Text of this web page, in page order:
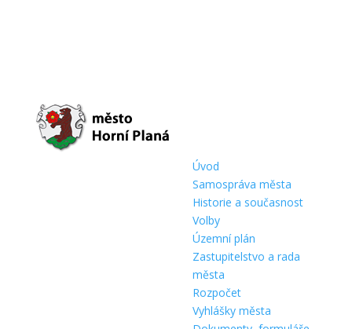
Úvod
Samospráva města
Historie a současnost
Volby
Územní plán
Zastupitelstvo a rada
města
Rozpočet
Vyhlášky města